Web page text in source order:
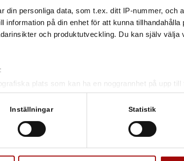
din personliga data, som t.ex. ditt IP-nummer, och
information på din enhet för att kunna tillhandahålla
och produktutveckling. Du kan själv välja
plats som kan ha en noggrannhet på upp till
skanna den för specifika kännetecken
uppgifter behandlas och ställ in dina preferenser i
helst från cookie-förklaringen.
Vi vidarebefordrar även sådana identifierare och
Inställningar Statistik
skurprestanda, låg vikt och batteridrift
snabbare, smidigare och betydligt mer hållbar.
Läs mer